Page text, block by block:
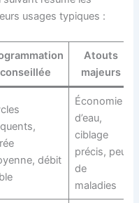
usages typiques :
conseillée
Atouts
majeurs
débit
Économie
d’eau,
ciblage
précis, peu
de
maladies